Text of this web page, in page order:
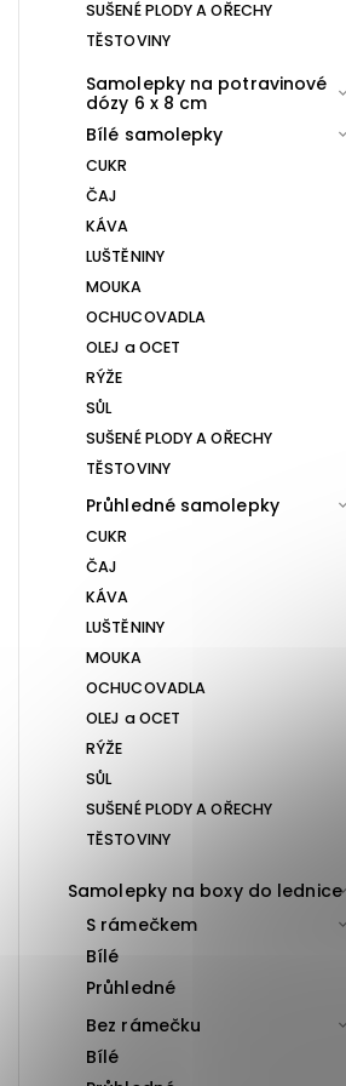
SUŠENÉ PLODY A OŘECHY
TĚSTOVINY
Samolepky na potravinové
dózy 6 x 8 cm
Bílé samolepky
CUKR
ČAJ
KÁVA
LUŠTĚNINY
MOUKA
OCHUCOVADLA
OLEJ a OCET
RÝŽE
SŮL
SUŠENÉ PLODY A OŘECHY
TĚSTOVINY
Průhledné samolepky
CUKR
ČAJ
KÁVA
LUŠTĚNINY
MOUKA
OCHUCOVADLA
OLEJ a OCET
RÝŽE
SŮL
SUŠENÉ PLODY A OŘECHY
TĚSTOVINY
Samolepky na boxy do lednice
S rámečkem
Bílé
Průhledné
Bez rámečku
Bílé